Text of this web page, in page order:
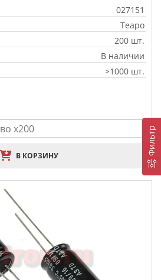
Фильтр
027151
Teapo
200 шт.
В наличии
>1000 шт.
В КОРЗИНУ